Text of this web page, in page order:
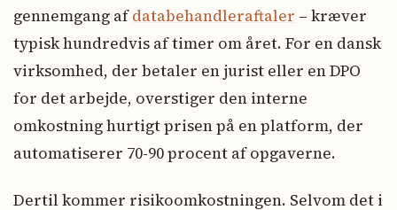
gennemgang afdatabehandleraftaler – kræver
typisk hundredvis af timer om året. For en dansk
virksomhed, der betaler en jurist eller en DPO
for det arbejde, overstiger den interne
omkostning hurtigt prisen på en platform, der
automatiserer 70-90 procent af opgaverne.
Dertil kommer risikoomkostningen. Selvom det i